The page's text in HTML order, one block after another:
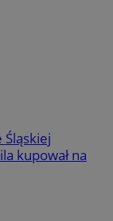
kupował na